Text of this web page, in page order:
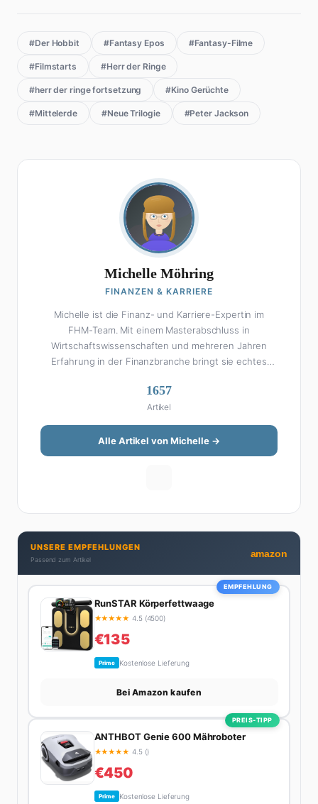
#Der Hobbit #Fantasy Epos #Fantasy-Filme
#Filmstarts #Herr der Ringe
#herr der ringe fortsetzung #Kino Gerüchte
#Mittelerde #Neue Trilogie #Peter Jackson
Michelle Möhring
FINANZEN & KARRIERE
Michelle ist die Finanz- und Karriere-Expertin im
FHM-Team. Mit einem Masterabschluss in
Wirtschaftswissenschaften und mehreren Jahren
Erfahrung in der Finanzbranche bringt sie echtes
Michelle klingt Altersvorsorge nicht wie eine
Steuererklärung. Ihre Stärke liegt darin, komplexe
Finanzthemen so aufzubereiten, dass sie jeder
versteht – ohne Fachchinesisch, dafür mit konkreten
Tipps zum Umsetzen. Von ETF-Strategien über
Privatleben unter einen Hut bekommt. Privat ist sie
bekennende Kaffee-Süchtige (3+ Tassen am Tag,
Minimum), Podcast-Hörerin und verbringt ihre
Wochenenden am liebsten in der Natur oder auf dem
1657
Artikel
Alle Artikel von Michelle →
UNSERE EMPFEHLUNGEN
Passend zum Artikel
amazon
EMPFEHLUNG
RunSTAR Körperfettwaage
★★★★★ 4.5 (4500)
€135
Prime Kostenlose Lieferung
Bei Amazon kaufen
PREIS-TIPP
ANTHBOT Genie 600 Mähroboter
★★★★★ 4.5 ()
€450
Prime Kostenlose Lieferung